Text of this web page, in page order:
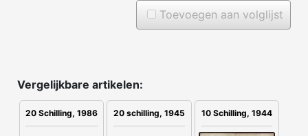
Toevoegen aan volglijst
Vergelijkbare artikelen:
20 Schilling, 1986 20 schilling, 1945 10 Schilling, 1944